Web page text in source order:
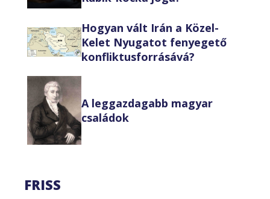
Hogyan vált Irán a Közel-
Kelet Nyugatot fenyegető
konfliktusforrásává?
A leggazdagabb magyar
családok
FRISS